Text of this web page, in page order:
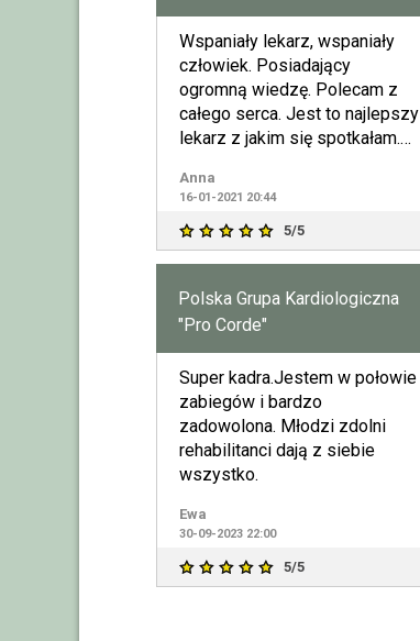
Wspaniały lekarz, wspaniały
człowiek. Posiadający
ogromną wiedzę. Polecam z
całego serca. Jest to najlepszy
lekarz z jakim się spotkałam.
Anna
16-01-2021 20:44
5/5
Polska Grupa Kardiologiczna
"Pro Corde"
Super kadra.Jestem w połowie
zabiegów i bardzo
zadowolona. Młodzi zdolni
rehabilitanci dają z siebie
wszystko.
Ewa
30-09-2023 22:00
5/5